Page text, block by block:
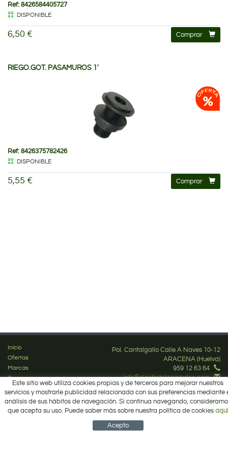
Ref: 8426584405727
DISPONIBLE
6,50 € Comprar
RIEGO.GOT. PASAMUROS 1'
Ref: 8426375782426
DISPONIBLE
5,55 € Comprar
Inicio
Ofertas
Marcas
Empresa
¿Cómo comprar?
Contacto
Área Privada
Pol. Cantalgallo Calle A Naves 10-12
ARACENA (Huelva)
959 12 63 64
info@electrobricogarden.com
Síguenos en Facebook
CUENTA CESTA
Este sitio web utiliza cookies propias y de terceros para mejorar nuestros
servicios y mostrarle publicidad relacionada con sus preferencias mediante
análisis de sus hábitos de navegación. Si continua navegando,
que acepta su uso. Puede saber más sobre nuestra política de cookies aquí
Acepto